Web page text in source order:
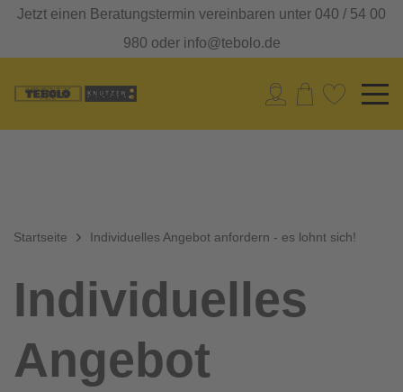
Jetzt einen Beratungstermin vereinbaren unter 040 / 54 00
980 oder info@tebolo.de
Startseite Individuelles Angebot anfordern - es lohnt sich!
Individuelles
Angebot